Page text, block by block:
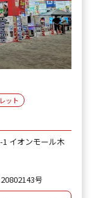
¥34,800
¥45,000
¥26,800
¥20,500
¥24,800
¥13,000
ット
イオンモール木
号